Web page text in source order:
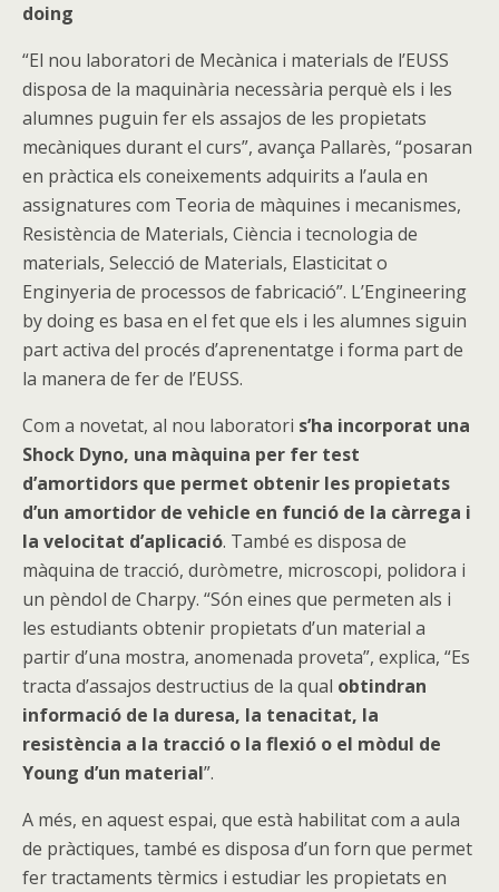
doing
“El nou laboratori de Mecànica i materials de l’EUSS
disposa de la maquinària necessària perquè els i les
alumnes puguin fer els assajos de les propietats
mecàniques durant el curs”, avança Pallarès, “posaran
en pràctica els coneixements adquirits a l’aula en
assignatures com Teoria de màquines i mecanismes,
Resistència de Materials, Ciència i tecnologia de
materials, Selecció de Materials, Elasticitat o
Enginyeria de processos de fabricació”. L’Engineering
by doing es basa en el fet que els i les alumnes siguin
part activa del procés d’aprenentatge i forma part de
la manera de fer de l’EUSS.
Com a novetat, al nou laboratori s’ha incorporat una
Shock Dyno, una màquina per fer test
d’amortidors que permet obtenir les propietats
d’un amortidor de vehicle en funció de la càrrega i
la velocitat d’aplicació. També es disposa de
màquina de tracció, duròmetre, microscopi, polidora i
un pèndol de Charpy. “Són eines que permeten als i
les estudiants obtenir propietats d’un material a
partir d’una mostra, anomenada proveta”, explica, “Es
tracta d’assajos destructius de la qual obtindran
informació de la duresa, la tenacitat, la
resistència a la tracció o la flexió o el mòdul de
Young d’un material”.
A més, en aquest espai, que està habilitat com a aula
de pràctiques, també es disposa d’un forn que permet
fer tractaments tèrmics i estudiar les propietats en